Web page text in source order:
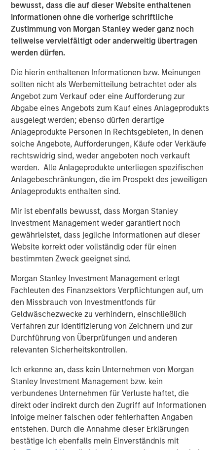
bewusst, dass die auf dieser Website enthaltenen
Informationen ohne die vorherige schriftliche
Zustimmung von Morgan Stanley weder ganz noch
teilweise vervielfältigt oder anderweitig übertragen
werden dürfen.
Die hierin enthaltenen Informationen bzw. Meinungen
sollten nicht als Werbemitteilung betrachtet oder als
Angebot zum Verkauf oder eine Aufforderung zur
Abgabe eines Angebots zum Kauf eines Anlageprodukts
ausgelegt werden; ebenso dürfen derartige
Anlageprodukte Personen in Rechtsgebieten, in denen
solche Angebote, Aufforderungen, Käufe oder Verkäufe
rechtswidrig sind, weder angeboten noch verkauft
werden. Alle Anlageprodukte unterliegen spezifischen
Anlagebeschränkungen, die im Prospekt des jeweiligen
Anlageprodukts enthalten sind.
Mir ist ebenfalls bewusst, dass Morgan Stanley
Investment Management weder garantiert noch
gewährleistet, dass jegliche Informationen auf dieser
Website korrekt oder vollständig oder für einen
bestimmten Zweck geeignet sind.
Morgan Stanley Investment Management erlegt
Fachleuten des Finanzsektors Verpflichtungen auf, um
den Missbrauch von Investmentfonds für
Geldwäschezwecke zu verhindern, einschließlich
Verfahren zur Identifizierung von Zeichnern und zur
Durchführung von Überprüfungen und anderen
relevanten Sicherheitskontrollen.
Ich erkenne an, dass kein Unternehmen von Morgan
Stanley Investment Management bzw. kein
verbundenes Unternehmen für Verluste haftet, die
direkt oder indirekt durch den Zugriff auf Informationen
infolge meiner falschen oder fehlerhaften Angaben
entstehen. Durch die Annahme dieser Erklärungen
bestätige ich ebenfalls mein Einverständnis mit
Private markets investments have the potential to
generate higher returns and provide diversification
benefits to investors as they seek to access relatively
untapped opportunities. Historically reserved to
institutional investors, their increased accessibility allows
banks and wealth managers to gain exposure to high-
growth alternative asset classes such as private equity
and private credit.
“Wealth managers are increasingly looking to alternative
investments as another way to try and help their clients
improve their financial outcomes,” said Marco Bizzozero,
Head of International at iCapital. “We are extremely
pleased to further strengthen our long-standing
relationship with Morgan Stanley. The expansion of this
successful partnership now offers access to the growth
and diversification potential that premier private markets
investment opportunities can provide to advisors and
their HNW clients globally.”
About Morgan Stanley
Morgan Stanley (NYSE: MS) is a leading global financial
wealth management and investment management
services. With offices in more than 41 countries, the
Firm's employees serve clients worldwide including
corporations, governments, institutions and individuals.
For more information about Morgan Stanley, please visit
www.morganstanley.com.
Morgan Stanley Investment Management, together with
its investment advisory affiliates, has approximately $1.4
trillion in assets under management or supervision as of
March 31, 2021. Morgan Stanley Investment Management
strives to provide outstanding long-term investment
performance, service and a comprehensive suite of